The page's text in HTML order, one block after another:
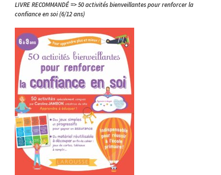
LIVRE RECOMMANDÉ => 50 activités bienveillantes pour renforcer la
confiance en soi (6/12 ans)